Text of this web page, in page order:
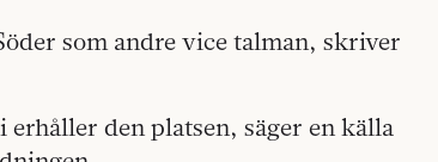
som andre vice talman, skriver
den platsen, säger en källa